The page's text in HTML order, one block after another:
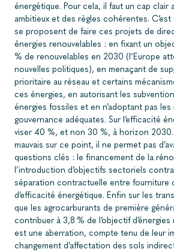
énergétique. Pour cela, il faut un cap clair
ambitieux et des règles cohérentes.
se proposent de faire ces projets de
énergies renouvelables : en fixant un
% de renouvelables en 2030 (l’Europe
nouvelles politiques), en menaçant de
prioritaire au réseau et certains
ces énergies, en autorisant les
énergies fossiles et en n’adoptant pas les
gouvernance adéquates. Sur l’efficacité
viser 40 %, et non 30 %, à horizon
mauvais sur ce point, il ne permet pas
questions clés : le financement de la
l’introduction d’objectifs sectoriels
séparation contractuelle entre fourniture
d’efficacité énergétique. Enfin sur les
que les agrocarburants de première
contribuer à 3,8 % de l’objectif d’énergies
est une aberration, compte tenu de leur
changement d’affectation des sols